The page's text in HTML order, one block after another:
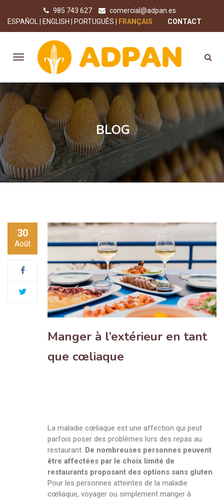
985 743 627
comercial@adpan.es
CONTACT
ESPAÑOL ENGLISH PORTUGUÊS FRANÇAIS
BLOG
30
Août
Manger à l’extérieur en tant
que cœliaque
La maladie cœliaque est une affection qui peut
parfois poser des problèmes lors des repas au
restaurant. De nombreuses personnes peuvent
être affectées par le choix limité de
restaurants proposant des options sans gluten.
Pour les personnes atteintes de la maladie
cœliaque, voyager ou simplement manger à